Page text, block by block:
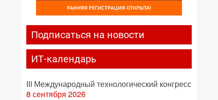
Подписаться на новости
ИТ-календарь
III Международный технологический конгресс
8 сентября 2026